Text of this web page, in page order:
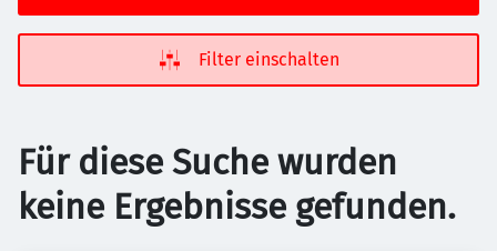
Filter einschalten
Für diese Suche wurden
keine Ergebnisse gefunden.